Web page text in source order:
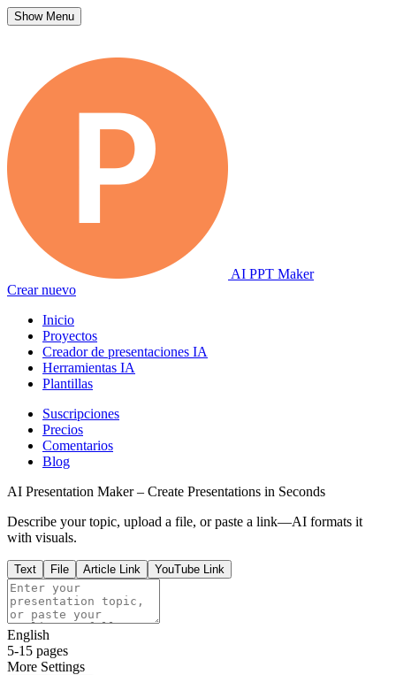
Show Menu
AI PPT Maker
Crear nuevo
Inicio
Proyectos
Creador de presentaciones IA
Herramientas IA
Plantillas
Suscripciones
Precios
Comentarios
Blog
AI Presentation Maker – Create Presentations in Seconds
Describe your topic, upload a file, or paste a link—AI formats it
with visuals.
Text File Article Link YouTube Link
English
5-15 pages
More Settings